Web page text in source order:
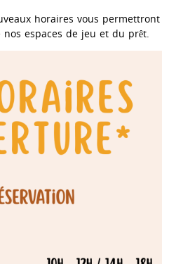
horaires vous permettront
espaces de jeu et du prêt.